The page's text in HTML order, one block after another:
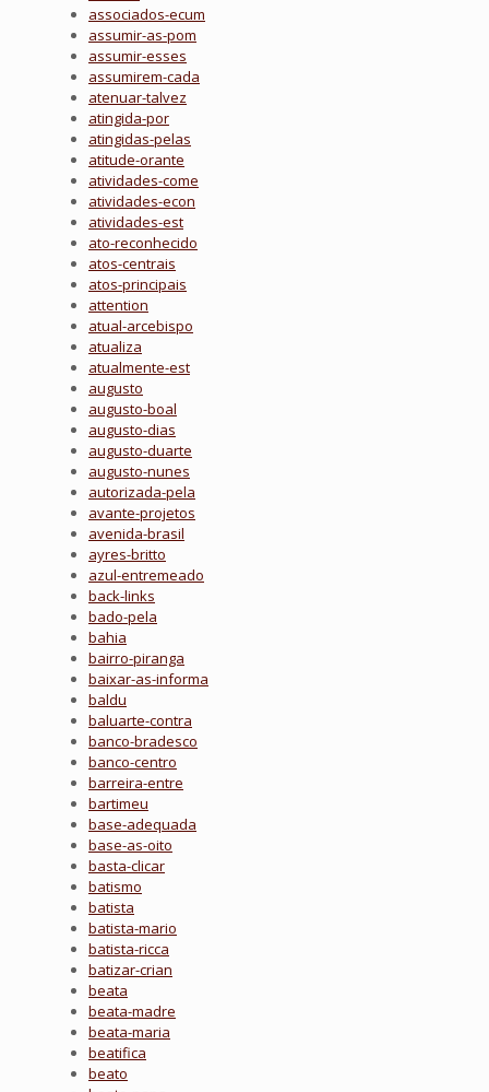
associados-ecum
assumir-as-pom
assumir-esses
assumirem-cada
atenuar-talvez
atingida-por
atingidas-pelas
atitude-orante
atividades-come
atividades-econ
atividades-est
ato-reconhecido
atos-centrais
atos-principais
attention
atual-arcebispo
atualiza
atualmente-est
augusto
augusto-boal
augusto-dias
augusto-duarte
augusto-nunes
autorizada-pela
avante-projetos
avenida-brasil
ayres-britto
azul-entremeado
back-links
bado-pela
bahia
bairro-piranga
baixar-as-informa
baldu
baluarte-contra
banco-bradesco
banco-centro
barreira-entre
bartimeu
base-adequada
base-as-oito
basta-clicar
batismo
batista
batista-mario
batista-ricca
batizar-crian
beata
beata-madre
beata-maria
beatifica
beato